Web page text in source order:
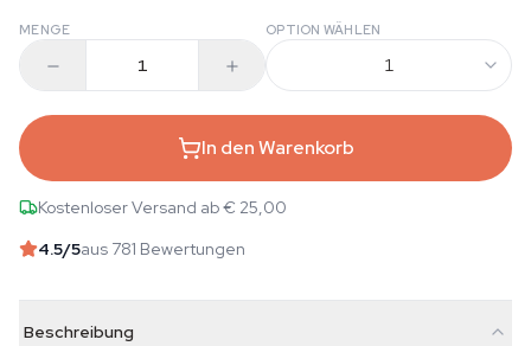
MENGE OPTION WÄHLEN
1
In den Warenkorb
Kostenloser Versand ab € 25,00
4.5/5aus 781 Bewertungen
Beschreibung